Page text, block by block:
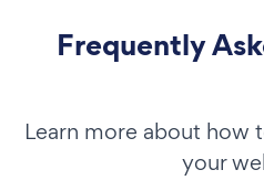
Frequently
Learn more about how
your